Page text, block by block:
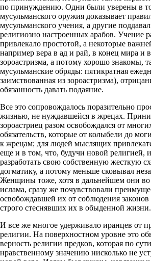
по принуждению. Одни были уверены в
мусульманского оружия доказывает
мусульманского учения, а другие
религиозно настроенных арабов. Учение
привлекало простотой, а некоторые
например вера в ад и рай, в конец мира и
зороастризма, а потому хорошо знакомы,
мусульманские обряды: пятикратная
заимствованная из зороастризма),
обязанность давать подаяние.
Все это сопровождалось поразительно
жизнью, не нуждавшейся в жрецах.
зороастриец разом освобождался от
обязательств, которые от колыбели до
к жрецам; для людей мыслящих
еще и в том, что, будучи новой религией,
разработать свою собственную жесткую
догматику, а потому меньше сковывал
Женщины тоже, хотя в дальнейшем они
ислама, сразу же почувствовали
освобождавшей их от соблюдения
строго стеснявших их в обыденной жизни.
И все же многое удерживало иранцев от
религии. На поверхностном уровне это
верность религии предков, которая по
нравственному значению нисколько не